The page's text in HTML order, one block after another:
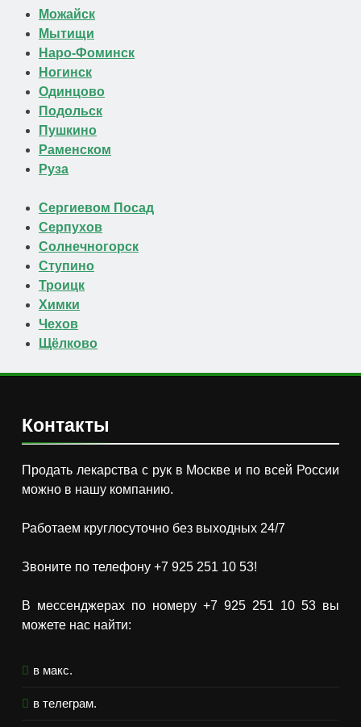
Можайск
Мытищи
Наро-Фоминск
Ногинск
Одинцово
Подольск
Пушкино
Раменском
Руза
Сергиевом Посад
Серпухов
Солнечногорск
Ступино
Троицк
Химки
Чехов
Щёлково
Контакты
Продать лекарства с рук в Москве и по всей России
можно в нашу компанию.
Работаем круглосуточно без выходных 24/7
Звоните по телефону +7 925 251 10 53!
В мессенджерах по номеру +7 925 251 10 53 вы
можете нас найти:
в макс.
в телеграм.